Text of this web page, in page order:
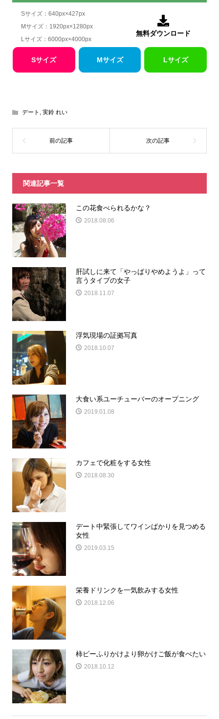
Sサイズ：640px×427px
Mサイズ：1920px×1280px
Lサイズ：6000px×4000px

無料ダウンロード
Sサイズ Mサイズ Lサイズ
デート , 実鈴 れい
関連記事一覧
この花食べられるかな？
2018.08.06
肝試しに来て「やっぱりやめようよ」って
言うタイプの女子
2018.11.07
浮気現場の証拠写真
2018.10.07
大食い系ユーチューバーのオープニング
2019.01.08
カフェで化粧をする女性
2018.08.30
デート中緊張してワインばかりを見つめる
女性
2019.03.15
栄養ドリンクを一気飲みする女性
2018.12.06
柿ピーふりかけより卵かけご飯が食べたい
2018.10.12